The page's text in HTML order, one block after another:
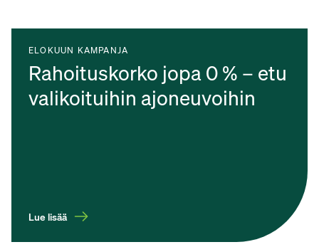
ELOKUUN KAMPANJA
Rahoituskorko jopa 0 % – etu
valikoituihin ajoneuvoihin
Lue lisää